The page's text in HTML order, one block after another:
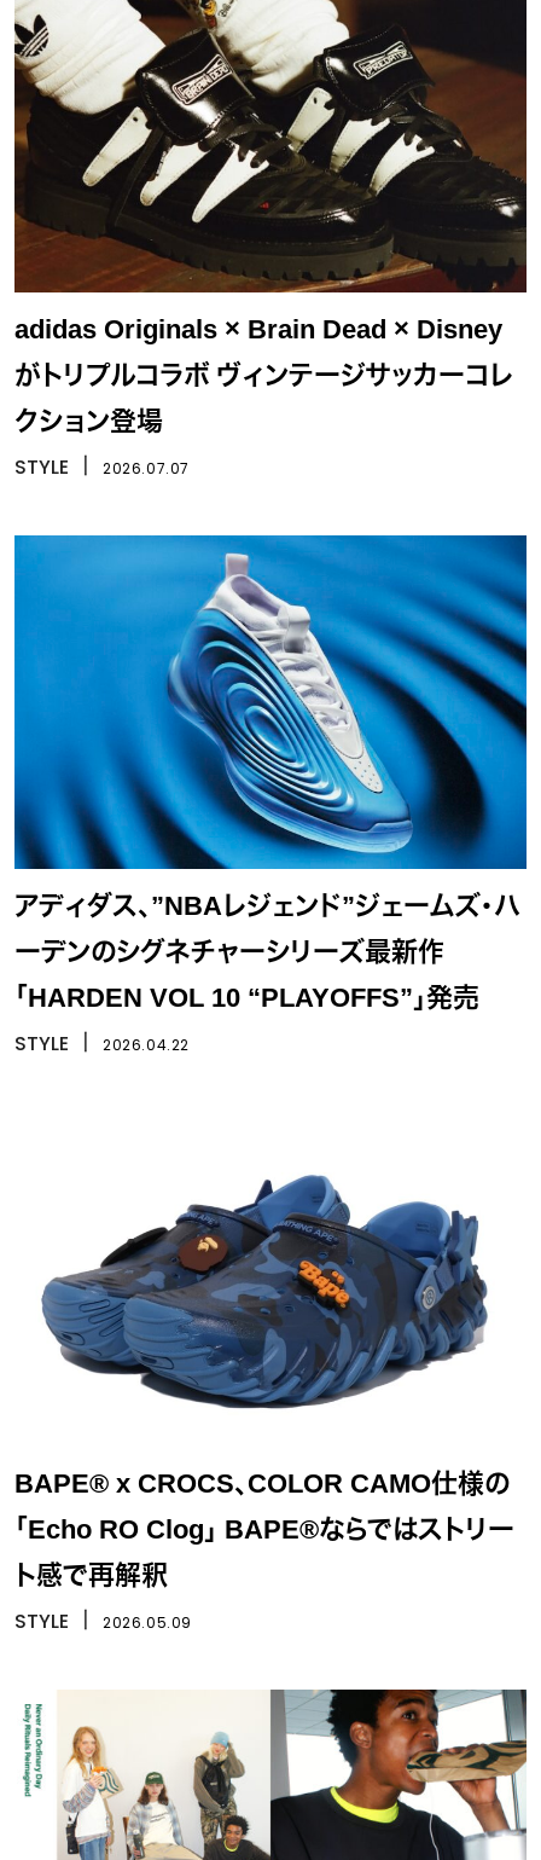
adidas Originals × Brain Dead × Disney
がトリプルコラボ ヴィンテージサッカーコレ
クション登場
STYLE 2026.07.07
アディダス、”NBAレジェンド”ジェームズ・ハ
ーデンのシグネチャーシリーズ最新作
「HARDEN VOL 10 “PLAYOFFS”」発売
STYLE 2026.04.22
BAPE® x CROCS、COLOR CAMO仕様の
「Echo RO Clog」 BAPE®ならではストリー
ト感で再解釈
STYLE 2026.05.09